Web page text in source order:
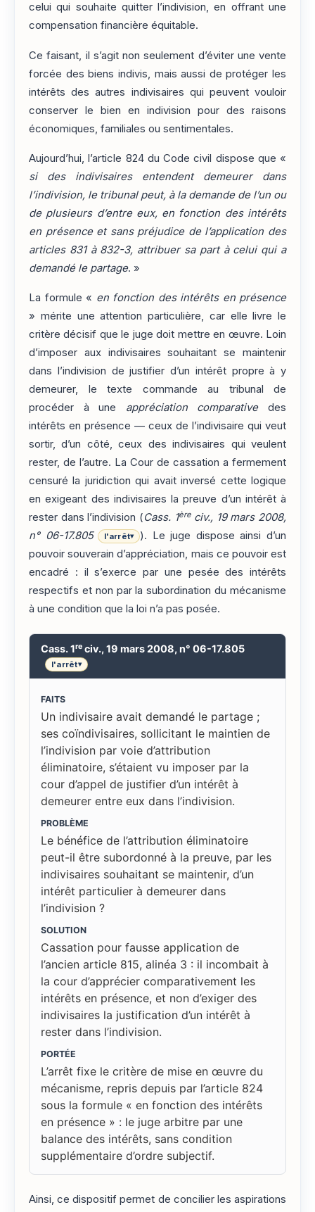
celui qui souhaite quitter l’indivision, en offrant une
compensation financière équitable.
Ce faisant, il s’agit non seulement d’éviter une vente
forcée des biens indivis, mais aussi de protéger les
intérêts des autres indivisaires qui peuvent vouloir
conserver le bien en indivision pour des raisons
économiques, familiales ou sentimentales.
Aujourd’hui, l’article 824 du Code civil dispose que «
si des indivisaires entendent demeurer dans
l’indivision, le tribunal peut, à la demande de l’un ou
de plusieurs d’entre eux, en fonction des intérêts
en présence et sans préjudice de l’application des
articles 831 à 832-3, attribuer sa part à celui qui a
demandé le partage. »
La formule « en fonction des intérêts en présence
» mérite une attention particulière, car elle livre le
critère décisif que le juge doit mettre en œuvre. Loin
d’imposer aux indivisaires souhaitant se maintenir
dans l’indivision de justifier d’un intérêt propre à y
demeurer, le texte commande au tribunal de
procéder à une appréciation comparativedes
intérêts en présence — ceux de l’indivisaire qui veut
sortir, d’un côté, ceux des indivisaires qui veulent
rester, de l’autre. La Cour de cassation a fermement
censuré la juridiction qui avait inversé cette logique
en exigeant des indivisaires la preuve d’un intérêt à
rester dans l’indivision (Cass. 1èreciv., 19 mars 2008,
n° 06-17.805
l'arrêt▾
). Le juge dispose ainsi d’un
pouvoir souverain d’appréciation, mais ce pouvoir est
encadré : il s’exerce par une pesée des intérêts
respectifs et non par la subordination du mécanisme
à une condition que la loi n’a pas posée.
Cass. 1re civ., 19 mars 2008, n° 06-17.805
l'arrêt▾
FAITS
Un indivisaire avait demandé le partage ;
ses coïndivisaires, sollicitant le maintien de
l’indivision par voie d’attribution
éliminatoire, s’étaient vu imposer par la
cour d’appel de justifier d’un intérêt à
demeurer entre eux dans l’indivision.
PROBLÈME
Le bénéfice de l’attribution éliminatoire
peut-il être subordonné à la preuve, par les
indivisaires souhaitant se maintenir, d’un
intérêt particulier à demeurer dans
l’indivision ?
SOLUTION
Cassation pour fausse application de
l’ancien article 815, alinéa 3 : il incombait à
la cour d’apprécier comparativement les
intérêts en présence, et non d’exiger des
indivisaires la justification d’un intérêt à
rester dans l’indivision.
PORTÉE
L’arrêt fixe le critère de mise en œuvre du
mécanisme, repris depuis par l’article 824
sous la formule « en fonction des intérêts
en présence » : le juge arbitre par une
balance des intérêts, sans condition
supplémentaire d’ordre subjectif.
Ainsi, ce dispositif permet de concilier les aspirations